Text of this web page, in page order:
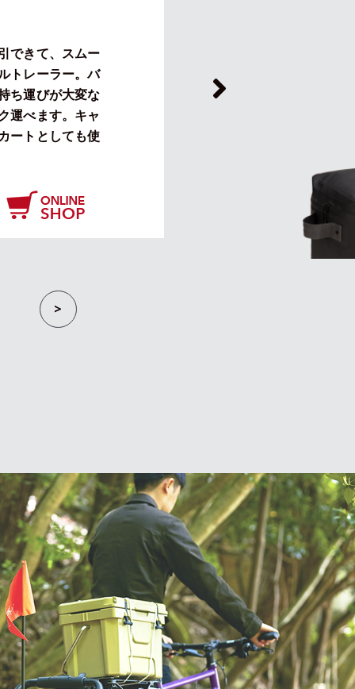
きて、 スムー
トレーラー。バ
ち運びが大変な
運べます。 キャ
ートとしても使
>